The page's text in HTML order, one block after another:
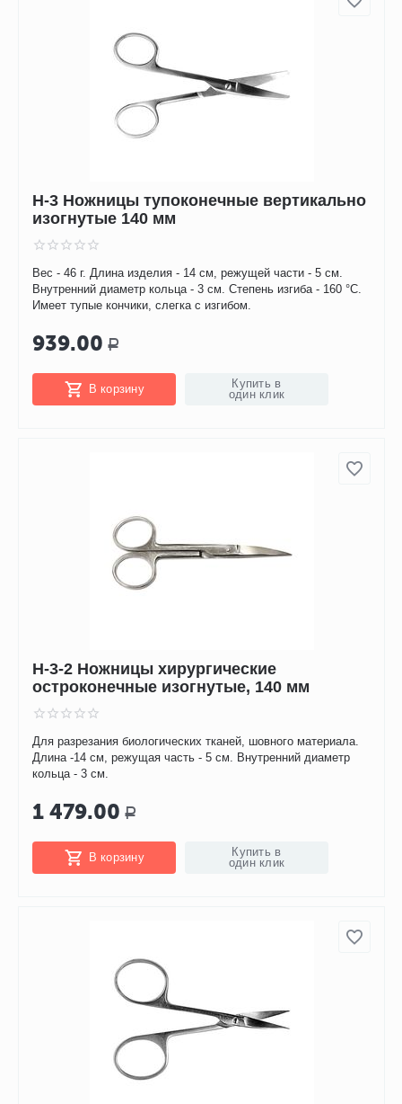
Н-3 Ножницы тупоконечные вертикально
изогнутые 140 мм
Вес - 46 г. Длина изделия - 14 см, режущей части - 5 см.
Внутренний диаметр кольца - 3 см. Степень изгиба - 160 °C.
Имеет тупые кончики, слегка с изгибом.
939.00 Р
В корзину
Купить в
один клик
Н-3-2 Ножницы хирургические
остроконечные изогнутые, 140 мм
Для разрезания биологических тканей, шовного материала.
Длина -14 см, режущая часть - 5 см. Внутренний диаметр
кольца - 3 см.
1 479.00 Р
В корзину
Купить в
один клик